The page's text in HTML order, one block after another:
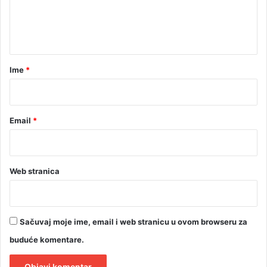
rIme *
Email *
Web stranica
Sačuvaj moje ime, email i web stranicu u ovom browseru za
buduće komentare.